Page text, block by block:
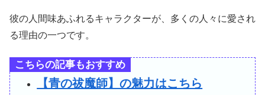
彼の人間味あふれるキャラクターが、多くの人々に愛され
る理由の一つです。
こちらの記事もおすすめ
【青の祓魔師】の魅力はこちら